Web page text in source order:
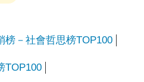
榜－社會哲思榜TOP100
TOP100